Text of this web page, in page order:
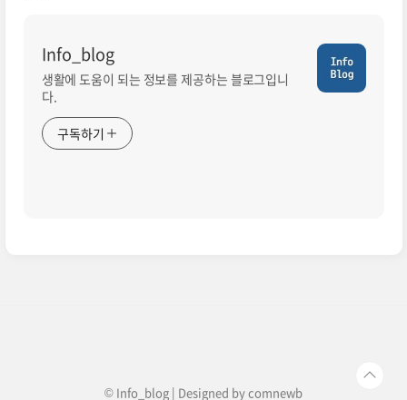
Info_blog
생활에 도움이 되는 정보를 제공하는 블로그입니
다.
구독하기
© Info_blog | Designed bycomnewb